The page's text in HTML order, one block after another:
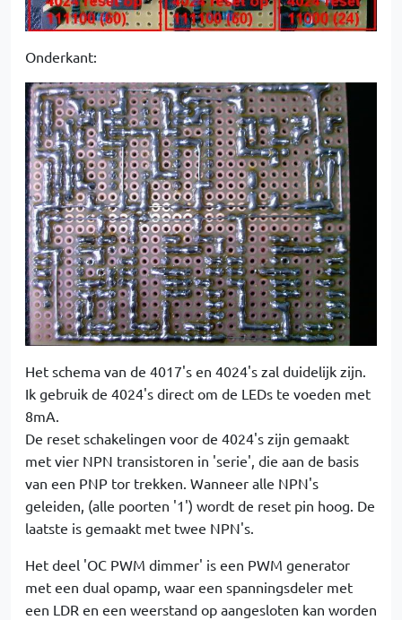
Onderkant:
Het schema van de 4017's en 4024's zal duidelijk zijn.
Ik gebruik de 4024's direct om de LEDs te voeden met
8mA.
De reset schakelingen voor de 4024's zijn gemaakt
met vier NPN transistoren in 'serie', die aan de basis
van een PNP tor trekken. Wanneer alle NPN's
geleiden, (alle poorten '1') wordt de reset pin hoog. De
laatste is gemaakt met twee NPN's.
Het deel 'OC PWM dimmer' is een PWM generator
met een dual opamp, waar een spanningsdeler met
een LDR en een weerstand op aangesloten kan worden